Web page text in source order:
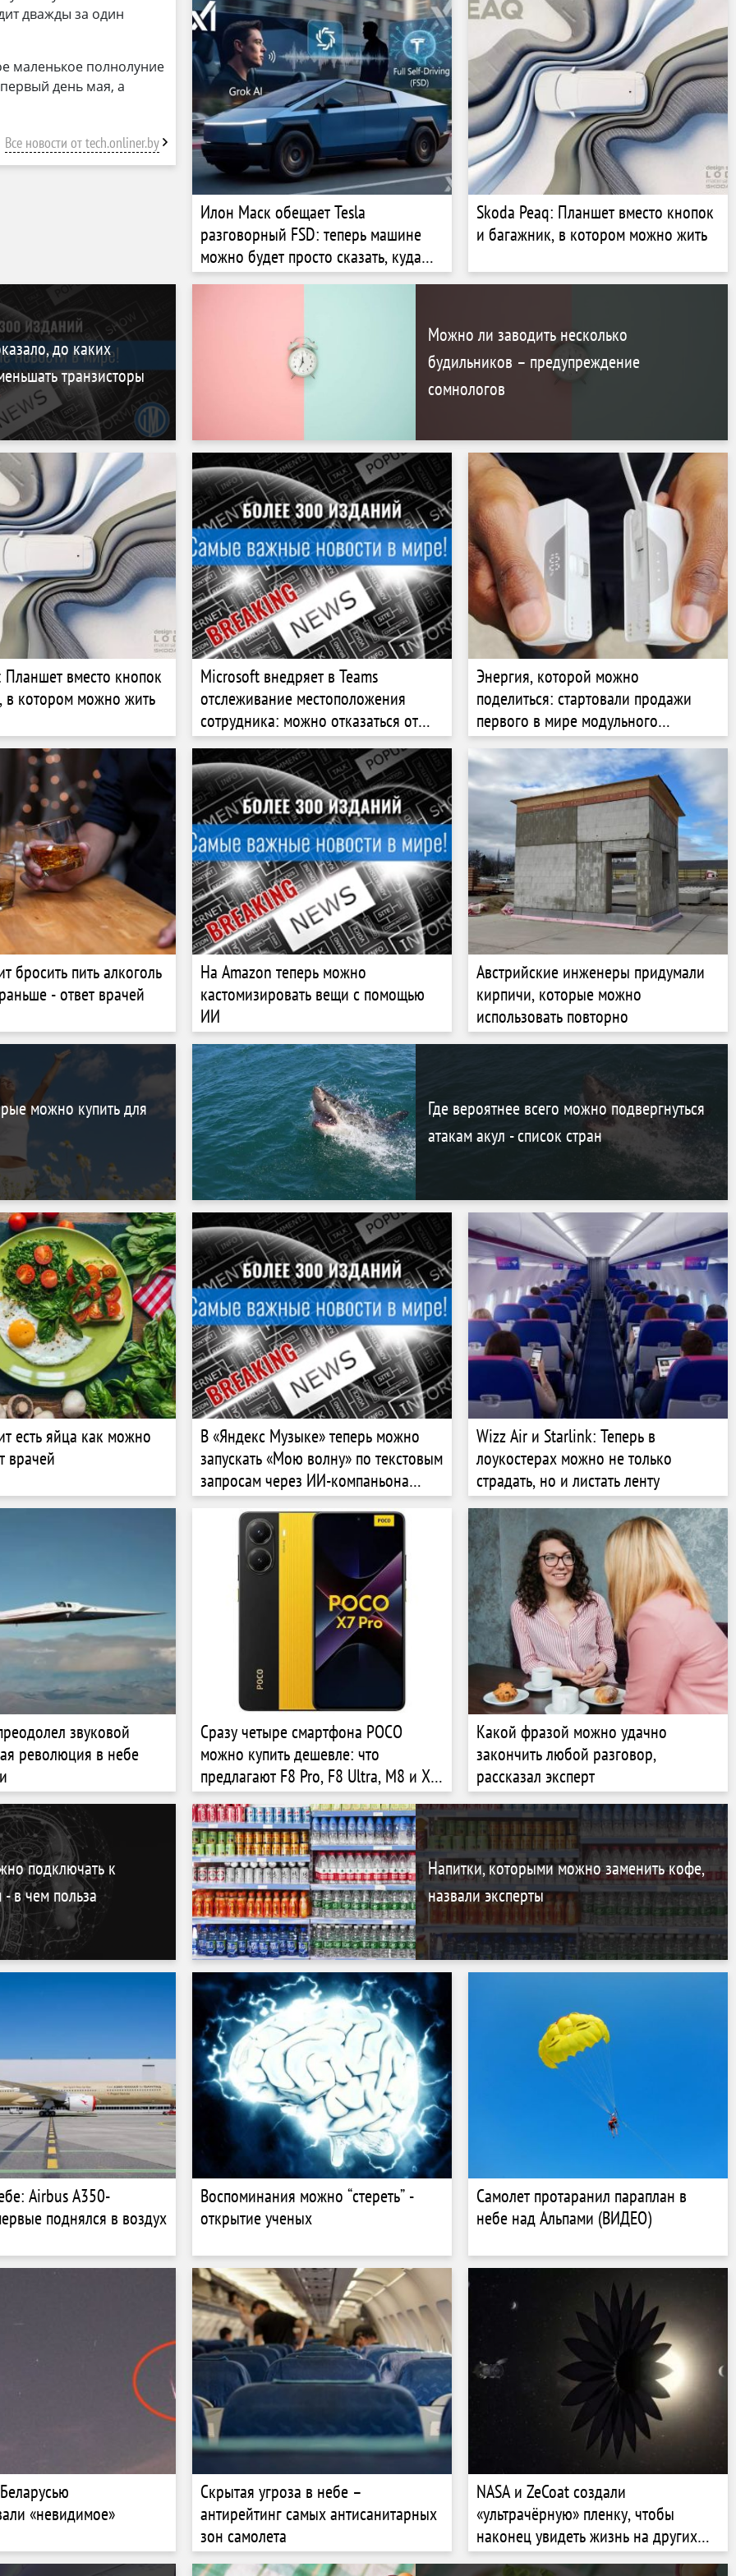
дважды за один
маленькое полнолуние
день мая, а
Все новости от tech.onliner.by
Илон Маск обещает Tesla
разговорный FSD: теперь машине
можно будет просто сказать, куда
ехать
Skoda Peaq: Планшет вместо кнопок
и багажник, в котором можно жить
до каких
транзисторы
Можно ли заводить несколько
будильников – предупреждение
сомнологов
Планшет вместо кнопок
в котором можно жить
Microsoft внедряет в Teams
отслеживание местоположения
сотрудника: можно отказаться от
этой функции
Энергия, которой можно
поделиться: стартовали продажи
первого в мире модульного
пауэрбанка Nimble Sharepower
общей емкостью 10000 мАч
бросить пить алкоголь
- ответ врачей
На Amazon теперь можно
кастомизировать вещи с помощью
ИИ
Австрийские инженеры придумали
кирпичи, которые можно
использовать повторно
можно купить для
Где вероятнее всего можно подвергнуться
атакам акул - список стран
есть яйца как можно
врачей
В «Яндекс Музыке» теперь можно
запускать «Мою волну» по текстовым
запросам через ИИ-компаньона
люмен
Wizz Air и Starlink: Теперь в
лоукостерах можно не только
страдать, но и листать ленту
звуковой
революция в небе
Сразу четыре смартфона POCO
можно купить дешевле: что
предлагают F8 Pro, F8 Ultra, M8 и X7
Pro
Какой фразой можно удачно
закончить любой разговор,
рассказал эксперт
подключать к
в чем польза
Напитки, которыми можно заменить кофе,
назвали эксперты
Airbus A350-
поднялся в воздух
Воспоминания можно “стереть” -
открытие ученых
Самолет протаранил параплан в
небе над Альпами (ВИДЕО)
«невидимое»
Скрытая угроза в небе –
антирейтинг самых антисанитарных
зон самолета
NASA и ZeCoat создали
«ультрачёрную» пленку, чтобы
наконец увидеть жизнь на других
планетах